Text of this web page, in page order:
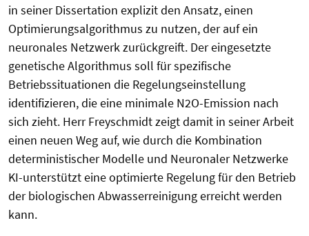
in seiner Dissertation explizit den Ansatz, einen
Optimierungsalgorithmus zu nutzen, der auf ein
neuronales Netzwerk zurückgreift. Der eingesetzte
genetische Algorithmus soll für spezifische
Betriebssituationen die Regelungseinstellung
identifizieren, die eine minimale N2O-Emission nach
sich zieht. Herr Freyschmidt zeigt damit in seiner Arbeit
einen neuen Weg auf, wie durch die Kombination
deterministischer Modelle und Neuronaler Netzwerke
KI-unterstützt eine optimierte Regelung für den Betrieb
der biologischen Abwasserreinigung erreicht werden
kann.